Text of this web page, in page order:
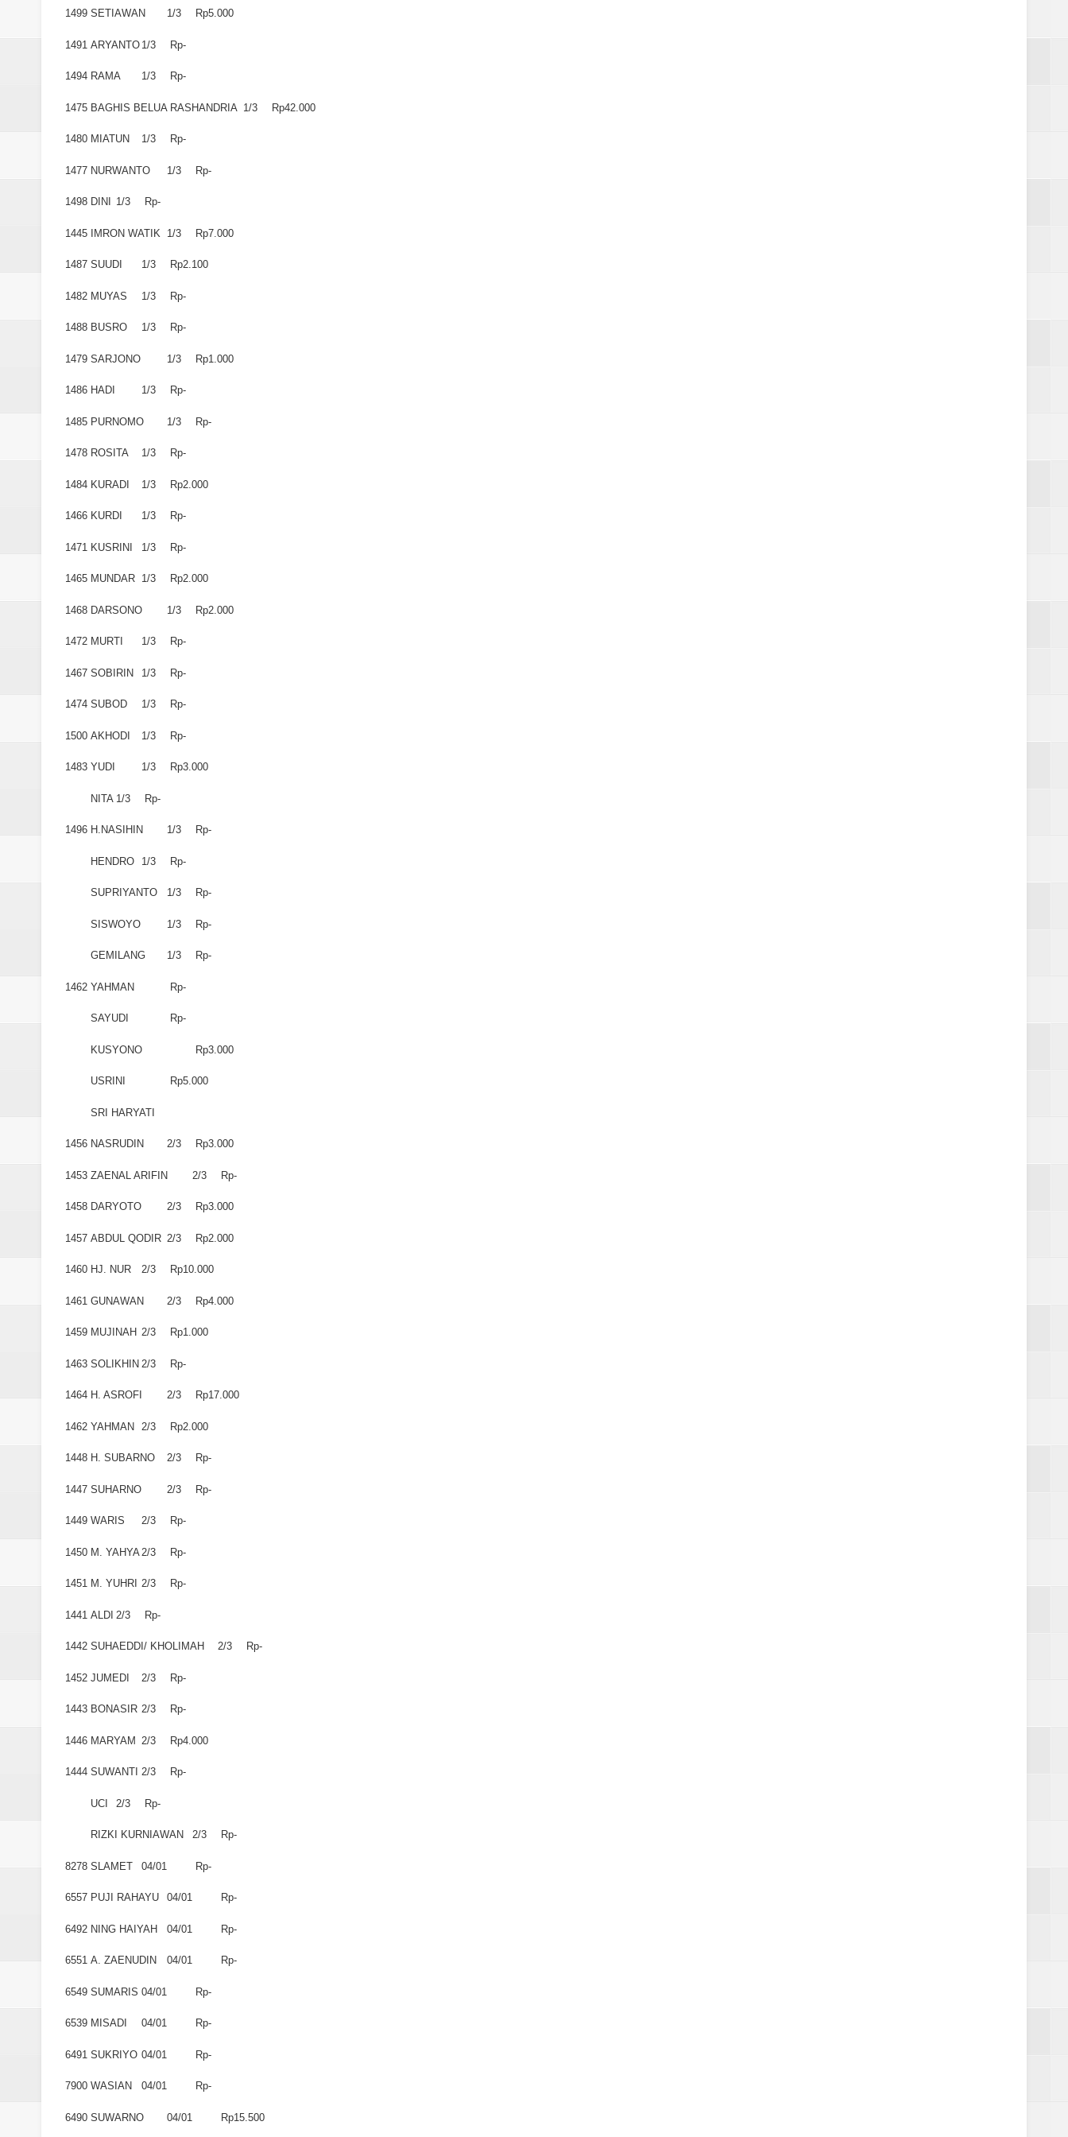
Laporan Koin Nu Babadan Oktober II 2025
Laporan Koin Nu Amongrogo Oktober II 2025
Laporan Koin Nu Wonokerso Oktober I 2025
Laporan Koin Nu Tembok Oktober I 2025
1499 SETIAWAN 1/3 Rp5.000
1491 ARYANTO 1/3 Rp-
1494 RAMA 1/3 Rp-
1475 BAGHIS BELUA RASHANDRIA 1/3 Rp42.000
1480 MIATUN 1/3 Rp-
1477 NURWANTO 1/3 Rp-
1498 DINI 1/3 Rp-
1445 IMRON WATIK 1/3 Rp7.000
1487 SUUDI 1/3 Rp2.100
1482 MUYAS 1/3 Rp-
1488 BUSRO 1/3 Rp-
1479 SARJONO 1/3 Rp1.000
1486 HADI 1/3 Rp-
1485 PURNOMO 1/3 Rp-
1478 ROSITA 1/3 Rp-
1484 KURADI 1/3 Rp2.000
1466 KURDI 1/3 Rp-
1471 KUSRINI 1/3 Rp-
1465 MUNDAR 1/3 Rp2.000
1468 DARSONO 1/3 Rp2.000
1472 MURTI 1/3 Rp-
1467 SOBIRIN 1/3 Rp-
1474 SUBOD 1/3 Rp-
1500 AKHODI 1/3 Rp-
1483 YUDI 1/3 Rp3.000
NITA 1/3 Rp-
1496 H.NASIHIN 1/3 Rp-
HENDRO 1/3 Rp-
SUPRIYANTO 1/3 Rp-
SISWOYO 1/3 Rp-
GEMILANG 1/3 Rp-
1462 YAHMAN Rp-
SAYUDI Rp-
KUSYONO Rp3.000
USRINI Rp5.000
SRI HARYATI
1456 NASRUDIN 2/3 Rp3.000
1453 ZAENAL ARIFIN 2/3 Rp-
1458 DARYOTO 2/3 Rp3.000
1457 ABDUL QODIR 2/3 Rp2.000
1460 HJ. NUR 2/3 Rp10.000
1461 GUNAWAN 2/3 Rp4.000
1459 MUJINAH 2/3 Rp1.000
1463 SOLIKHIN 2/3 Rp-
1464 H. ASROFI 2/3 Rp17.000
1462 YAHMAN 2/3 Rp2.000
1448 H. SUBARNO 2/3 Rp-
1447 SUHARNO 2/3 Rp-
1449 WARIS 2/3 Rp-
1450 M. YAHYA 2/3 Rp-
1451 M. YUHRI 2/3 Rp-
1441 ALDI 2/3 Rp-
1442 SUHAEDDI/ KHOLIMAH 2/3 Rp-
1452 JUMEDI 2/3 Rp-
1443 BONASIR 2/3 Rp-
1446 MARYAM 2/3 Rp4.000
1444 SUWANTI 2/3 Rp-
UCI 2/3 Rp-
RIZKI KURNIAWAN 2/3 Rp-
8278 SLAMET 04/01 Rp-
6557 PUJI RAHAYU 04/01 Rp-
6492 NING HAIYAH 04/01 Rp-
6551 A. ZAENUDIN 04/01 Rp-
6549 SUMARIS 04/01 Rp-
6539 MISADI 04/01 Rp-
6491 SUKRIYO 04/01 Rp-
7900 WASIAN 04/01 Rp-
6490 SUWARNO 04/01 Rp15.500